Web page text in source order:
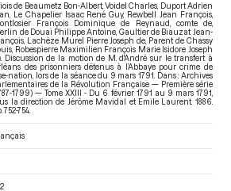
de Beaumetz Bon-Albert, Voidel Charles, Duport Adrien
Le Chapelier Isaac René Guy, Rewbell Jean François,
François Dominique de Reynaud, comte de,
de Douai Philippe Antoine, Gaultier de Biauzat Jean-
Lachèze Murel Pierre Joseph de, Parent de Chassy
Robespierre Maximilien François Marie Isidore Joseph
Discussion de la motion de M. d'André sur le transfert à
des prisonniers détenus à l’Abbaye pour crime de
nation, lors de la séance du 9 mars 1791. Dans : Archives
de la Révolution Française — Première série
1799) — Tome XXIII - Du 6 février 1791 au 9 mars 1791
la direction de Jérôme Mavidal et Emile Laurent. 1886.
752-754.